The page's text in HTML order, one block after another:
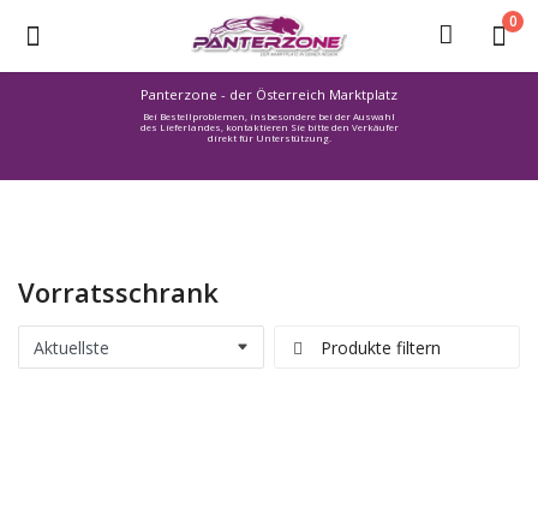
Panterzone - der Österreich Marktplatz
Bei Bestellproblemen, insbesondere bei der Auswahl
des Lieferlandes, kontaktieren Sie bitte den Verkäufer
direkt für Unterstützung.
0
Service /
Hilfe
Vorratsschrank
Produkte filtern